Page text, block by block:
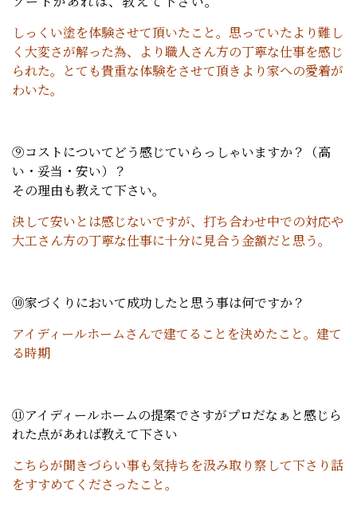
しっくい塗を体験させて頂いたこと。思っていたより難し
く大変さが解った為、より職人さん方の丁寧な仕事を感じ
られた。とても貴重な体験をさせて頂きより家への愛着が
わいた。
⑨コストについてどう感じていらっしゃいますか？（高
い・妥当・安い）？
その理由も教えて下さい。
決して安いとは感じないですが、打ち合わせ中での対応や
大工さん方の丁寧な仕事に十分に見合う金額だと思う。
⑩家づくりにおいて成功したと思う事は何ですか？
アイディールホームさんで建てることを決めたこと。建て
る時期
⑪アイディールホームの提案でさすがプロだなぁと感じら
れた点があれば教えて下さい
こちらが聞きづらい事も気持ちを汲み取り察して下さり話
をすすめてくださったこと。